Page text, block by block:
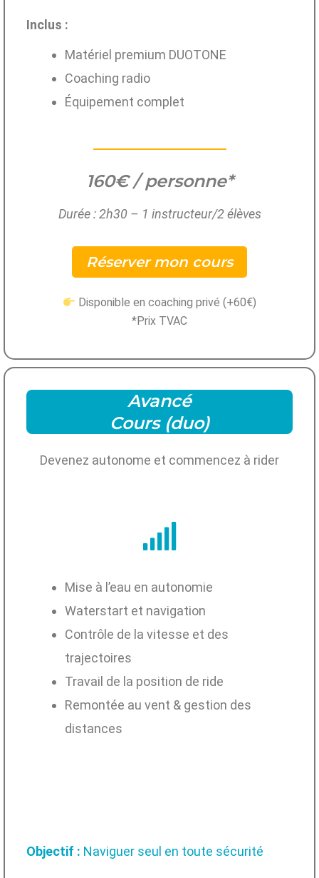
Inclus :
Matériel premium DUOTONE
Coaching radio
Équipement complet
160€ / personne*
Durée : 2h30 – 1 instructeur/2 élèves
Réserver mon cours
Disponible en coaching privé (+60€)
*Prix TVAC
Avancé
Cours (duo)
Devenez autonome et commencez à rider
Mise à l’eau en autonomie
Waterstart et navigation
Contrôle de la vitesse et des
trajectoires
Travail de la position de ride
Remontée au vent & gestion des
distances
Objectif : Naviguer seul en toute sécurité